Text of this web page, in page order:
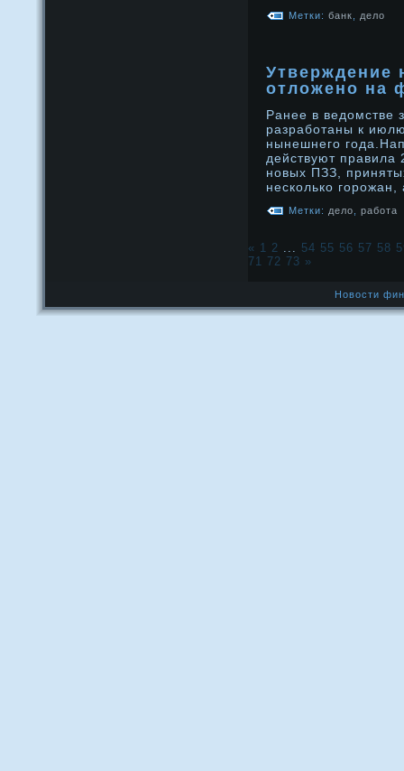
Метки: банк дело
отложено на
Ранее в ведомстве
разработаны к
нынешнего
действуют
новых ПЗЗ,
не­сколько
Метки: дело работа
« 1 2 ... 54 55 56 57 58
71 72 73 »
Новости